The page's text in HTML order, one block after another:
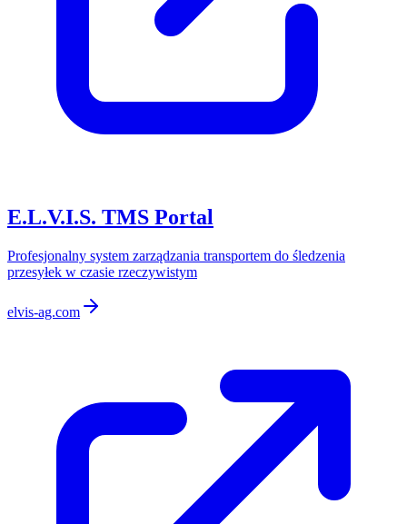
E.L.V.I.S. TMS Portal
Profesjonalny system zarządzania transportem do śledzenia
przesyłek w czasie rzeczywistym
elvis-ag.com